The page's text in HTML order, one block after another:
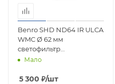
Benro SHD ND64 IR ULCA
WMC Ø 62 мм
светофильтр
нейтрально-серый
Мало
5 300 ₽/шт